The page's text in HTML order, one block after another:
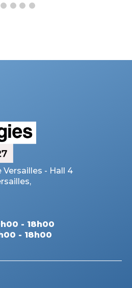
- Hall 4
- 18h00
- 18h00